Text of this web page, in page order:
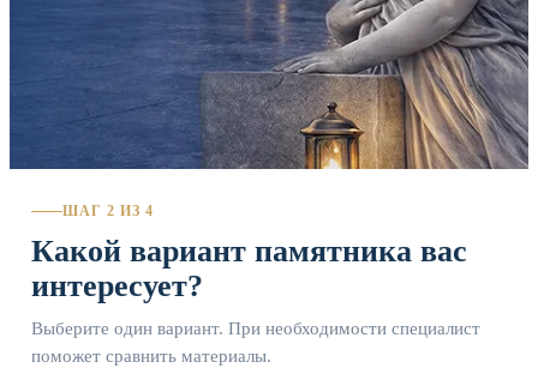
ШАГ 2 ИЗ 4
Какой вариант памятника вас
интересует?
Выберите один вариант. При необходимости специалист
поможет сравнить материалы.